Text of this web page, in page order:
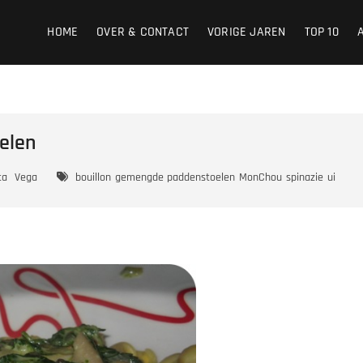
HOME OVER & CONTACT VORIGE JAREN TOP 10
Vega bouillon gemengde paddenstoelen MonChou spinazie ui